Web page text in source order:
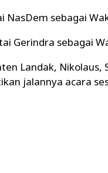
NasDem sebagai
Gerindra sebagai
Landak,
jalannya acara